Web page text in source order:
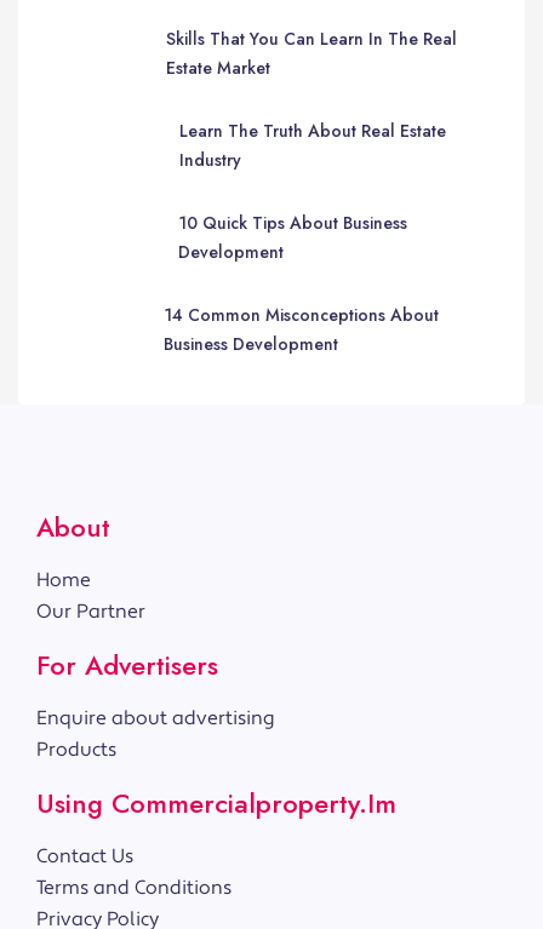
Skills That You Can Learn In The Real
Estate Market
Learn The Truth About Real Estate
Industry
10 Quick Tips About Business
Development
14 Common Misconceptions About
Business Development
About
Home
Our Partner
For Advertisers
Enquire about advertising
Products
Using Commercialproperty.im
Contact Us
Terms and Conditions
Privacy Policy